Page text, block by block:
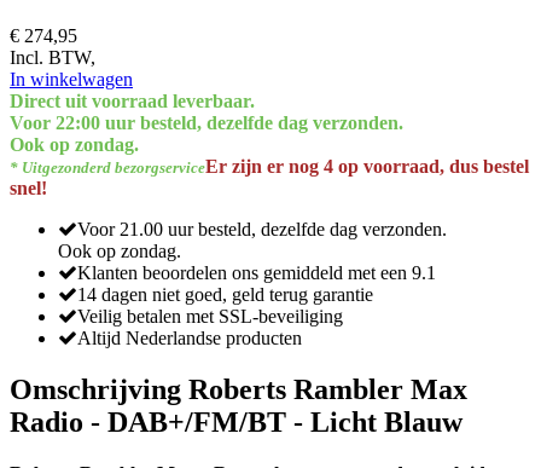
€ 274,95
Incl. BTW,
In winkelwagen
Direct uit voorraad leverbaar.
Voor 22:00 uur besteld, dezelfde dag verzonden.
Ook op zondag.
* Uitgezonderd bezorgserviceEr zijn er nog 4 op voorraad, dus bestel
snel!
Voor 21.00 uur besteld, dezelfde dag verzonden.
Ook op zondag.
Klanten beoordelen ons gemiddeld met een 9.1
14 dagen niet goed, geld terug garantie
Veilig betalen met SSL-beveiliging
Altijd Nederlandse producten
Omschrijving Roberts Rambler Max
Radio - DAB+/FM/BT - Licht Blauw